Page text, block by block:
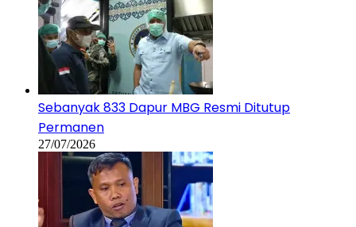
Sebanyak 833 Dapur MBG Resmi Ditutup
Permanen
27/07/2026